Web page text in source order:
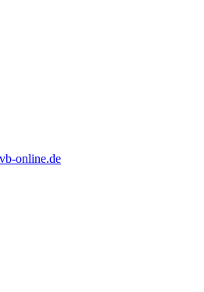
online.de
lifeatmvb/
company/mvbbooks
@mvbbooks